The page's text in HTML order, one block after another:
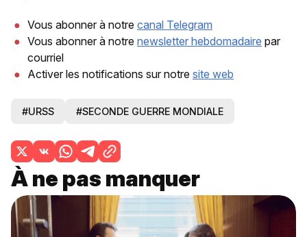
Vous abonner à notre canal Telegram
Vous abonner à notre newsletter hebdomadaire par
courriel
Activer les notifications sur notre site web
#URSS #SECONDE GUERRE MONDIALE
À ne pas manquer